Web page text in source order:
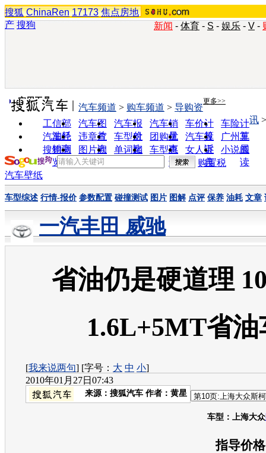
搜狐 ChinaRen 17173 焦点房地
产 搜狗 新闻 - 体育 - S - 娱乐 - V -
实用工具 更多>>
工信部
油耗
汽车图
片
汽车报
价
汽车销
量
车价计
算
车险计
算
汽车经
销商
违章查
询
车型对
比
团购优
惠
汽车投
诉
广州车
展
搜狗浏
览器
图片欣
赏
单词翻
车型查
询
女人宝
典
小说阅
读
汽车频道 > 购车频道 > 导购资
讯
购置税
汽车壁纸
车型综述 行情-报价 参数配置 碰撞测试 图片 图解 点评 保养 油耗 文章
一汽丰田 威驰
省油仍是硬道理
1.6L+5MT省油
[我来说两句] [字号： 大 中 小]
2010年01月27日07:43
来源： 搜狐汽车 作者：黄星
车型 ： 上海大众
指导价格